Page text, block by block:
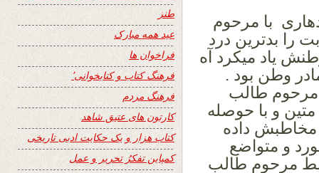
با مرحوم
را بدترین درد
یاد میکرد آه
وطن بود .
طالب
و با حوصله
مخاطبش داده
و متواضع
مرحوم طالب
طنز
عید همه مبارک
فراخوان ها
فرهنگ کتاب و کتابخوانی٬
فرهنگ مردم
کارتون های عتیق شاهد
کتاب هزار و یک حکایت ادبی تاریخی
کمپاین تفکرُ تحریر و عمل